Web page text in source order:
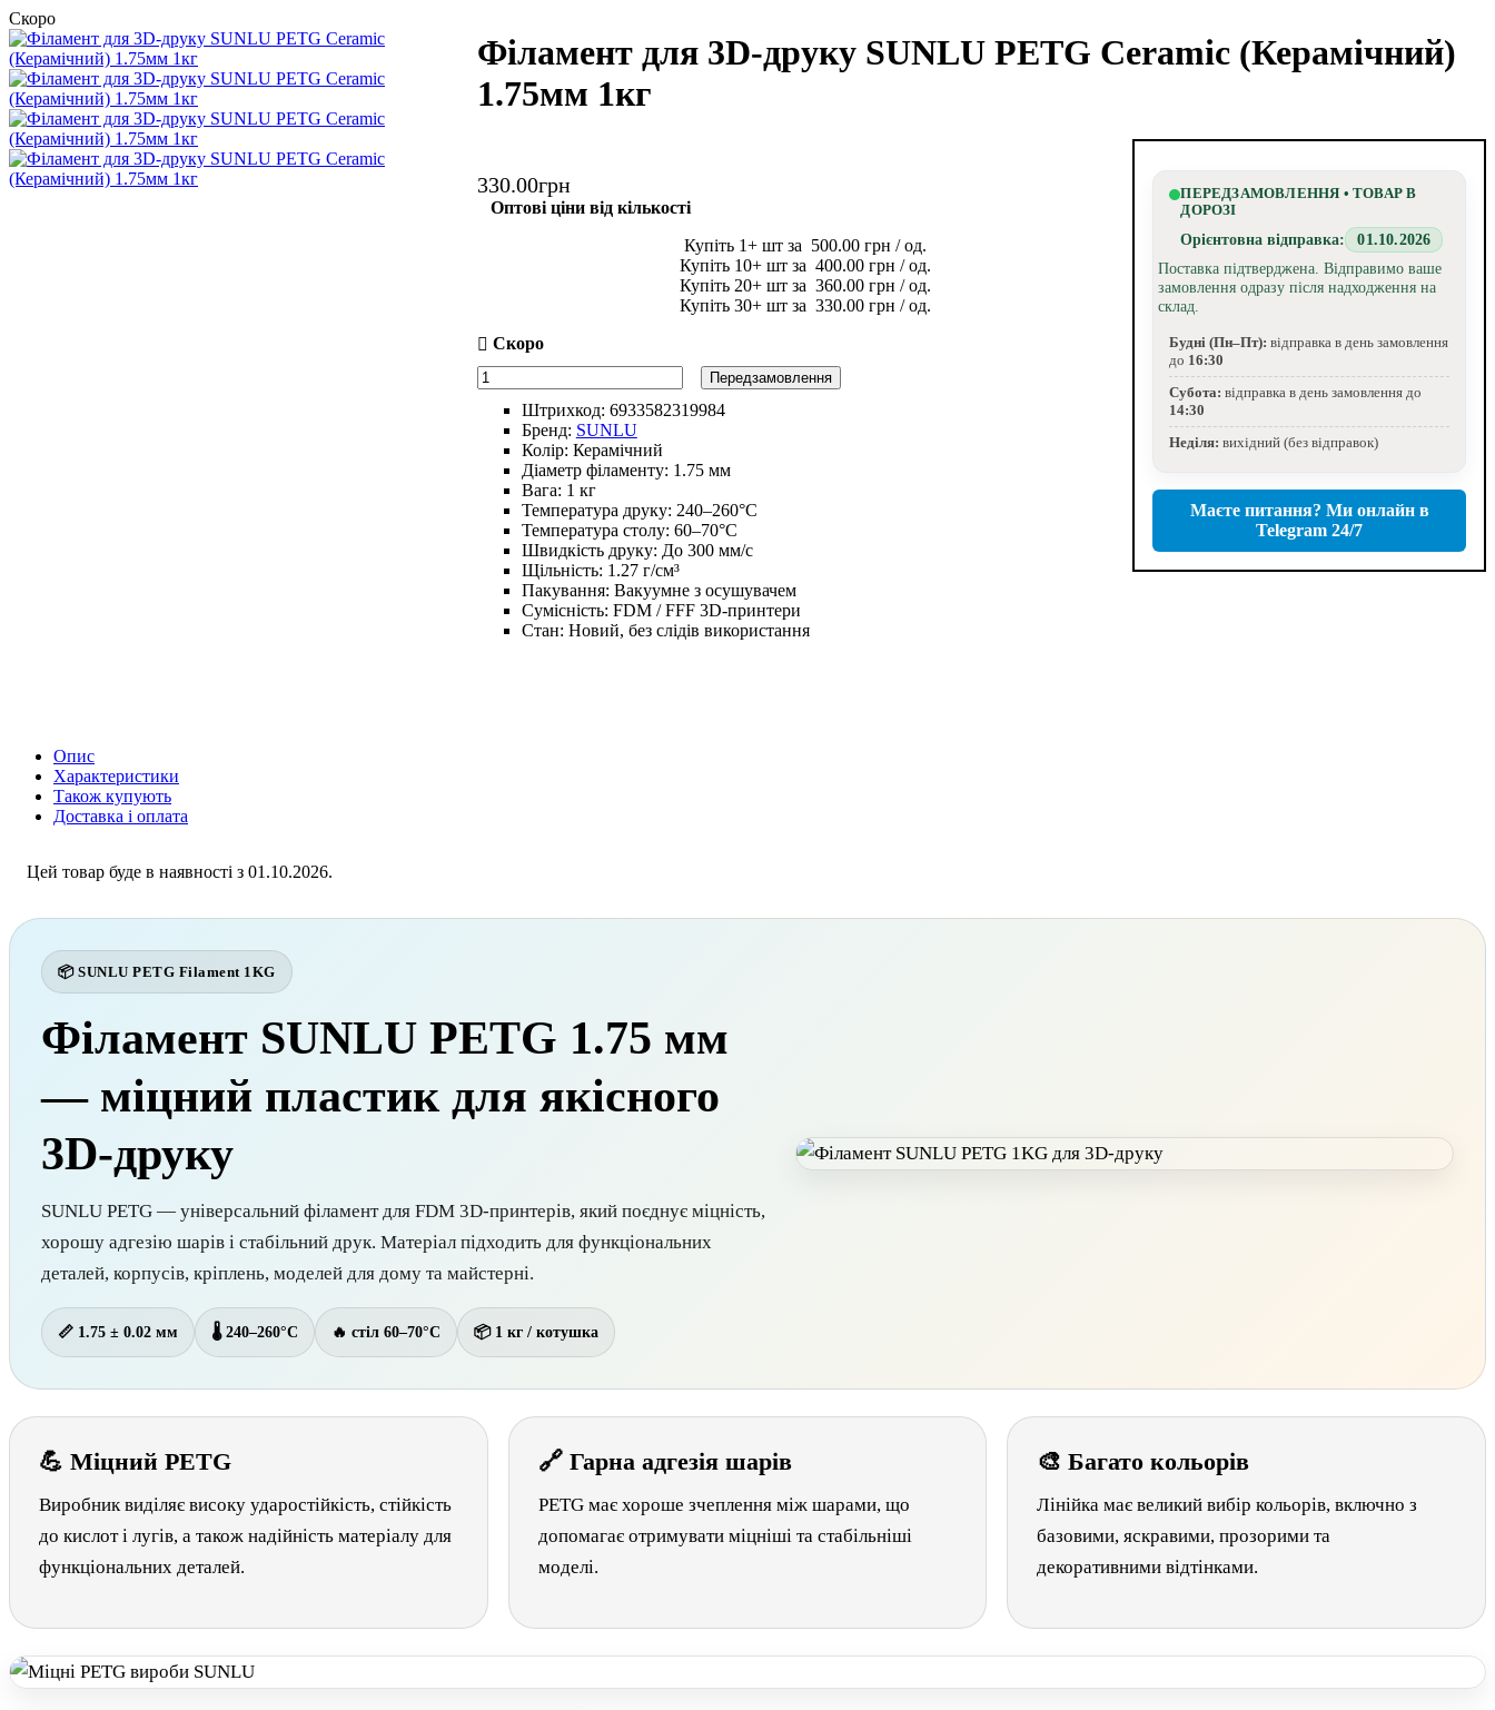
Скоро
Філамент для 3D-друку SUNLU PETG Ceramic (Керамічний)
1.75мм 1кг
330.00грн
Оптові ціни від кількості
1
500.00 грн
10
400.00 грн
20
360.00 грн
30
330.00 грн
Передзамовлення
Штрихкод: 6933582319984
Бренд: SUNLU
Колір: Керамічний
Діаметр філаменту: 1.75 мм
Вага: 1 кг
Температура друку: 240–260°C
Температура столу: 60–70°C
Швидкість друку: До 300 мм/с
Щільність: 1.27 г/см³
Пакування: Вакуумне з осушувачем
Сумісність: FDM / FFF 3D-принтери
Стан: Новий, без слідів використання
ПЕРЕДЗАМОВЛЕННЯ • ТОВАР В
ДОРОЗІ
Орієнтовна відправка:
01.10.2026
Поставка підтверджена. Відправимо ваше
замовлення одразу після надходження на
склад.
Будні (Пн–Пт): відправка в день замовлення
до 16:30
Субота: відправка в день замовлення до
14:30
Неділя: вихідний (без відправок)
Маєте питання? Ми онлайн в
Telegram 24/7
Опис
Характеристики
Також купують
Доставка і оплата
Цей товар буде в наявності з 01.10.2026.
📦 SUNLU PETG Filament 1KG
Філамент SUNLU PETG 1.75 мм
— міцний пластик для якісного
3D-друку
SUNLU PETG — універсальний філамент для FDM 3D-принтерів, який поєднує міцність,
хорошу адгезію шарів і стабільний друк. Матеріал підходить для функціональних
деталей, корпусів, кріплень, моделей для дому та майстерні.
📏 1.75 ± 0.02 мм 🌡 240–260°C 🔥 стіл 60–70°C 📦 1 кг / котушка
💪 Міцний PETG
Виробник виділяє високу ударостійкість, стійкість
до кислот і лугів, а також надійність матеріалу для
функціональних деталей.
🔗 Гарна адгезія шарів
PETG має хороше зчеплення між шарами, що
допомагає отримувати міцніші та стабільніші
моделі.
🎨 Багато кольорів
Лінійка має великий вибір кольорів, включно з
базовими, яскравими, прозорими та
декоративними відтінками.